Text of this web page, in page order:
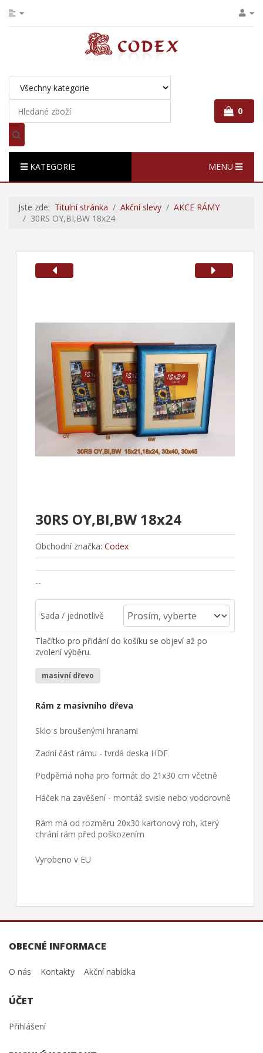
0
KATEGORIE MENU
Jste zde: Titulní stránka Akční slevy
AKCE RÁMY
30RS OY,BI,BW 18x24
30RS OY,BI,BW 18x24
Obchodní značka: Codex
--
Sada / jednotlivě
Tlačítko pro přidání do košíku se objeví až po
zvolení výběru.
masivní dřevo
Rám z masivního dřeva
Sklo s broušenými hranami
Zadní část rámu - tvrdá deska HDF
Podpěrná noha pro formát do 21x30 cm včetně
Háček na zavěšení - montáž svisle nebo vodorovně
Rám má od rozměru 20x30 kartonový roh, který
chrání rám před poškozením
Vyrobeno v EU
OBECNÉ INFORMACE
O nás Kontakty Akční nabídka
ÚČET
Přihlášení